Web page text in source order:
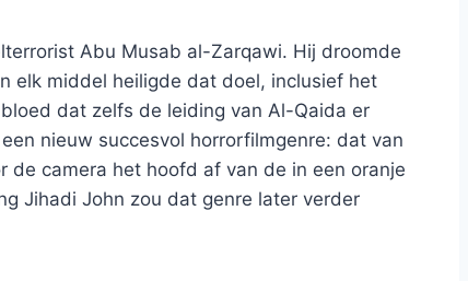
Abu Musab al-Zarqawi. Hij droomde
elk middel heiligde dat doel, inclusief het
dat zelfs de leiding van Al-Qaida er
nieuw succesvol horrorfilmgenre: dat van
camera het hoofd af van de in een oranje
Jihadi John zou dat genre later verder